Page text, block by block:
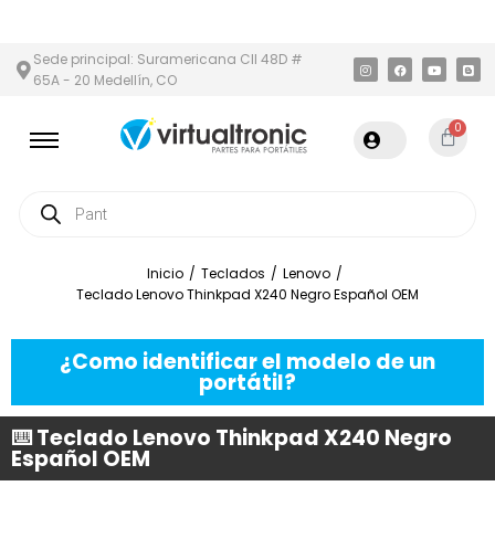
Sede principal: Suramericana Cll 48D #
65A - 20 Medellín, CO
0
Inicio / Teclados / Lenovo /
Teclado Lenovo Thinkpad X240 Negro Español OEM
¿Como identificar el modelo de un
portátil?
⌨️ Teclado Lenovo Thinkpad X240 Negro
Español OEM